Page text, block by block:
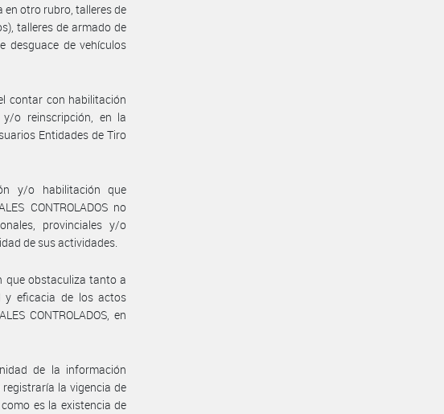
otro rubro, talleres de
talleres de armado de
desguace de vehículos
contar con habilitación
o reinscripción, en la
Entidades de Tiro
y/o habilitación que
CONTROLADOS no
provinciales y/o
de sus actividades.
que obstaculiza tanto a
y eficacia de los actos
CONTROLADOS, en
de la información
la vigencia de
es la existencia de